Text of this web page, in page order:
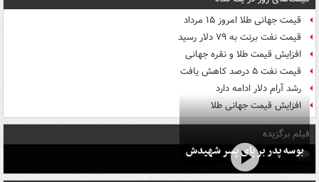
قیمت جهانی طلا امروز ۱۵ مرداد
قیمت نفت برنت به ۷۹ دلار رسید
افزایش قیمت طلا و نقره جهانی
قیمت نفت ۵ درصد کاهش یافت
رشد آرام دلار ادامه دارد
افزایش قیمت جهانی طلا
فیلم برگزیده
بوسه‌ پدر بر پای پسر شهیدش